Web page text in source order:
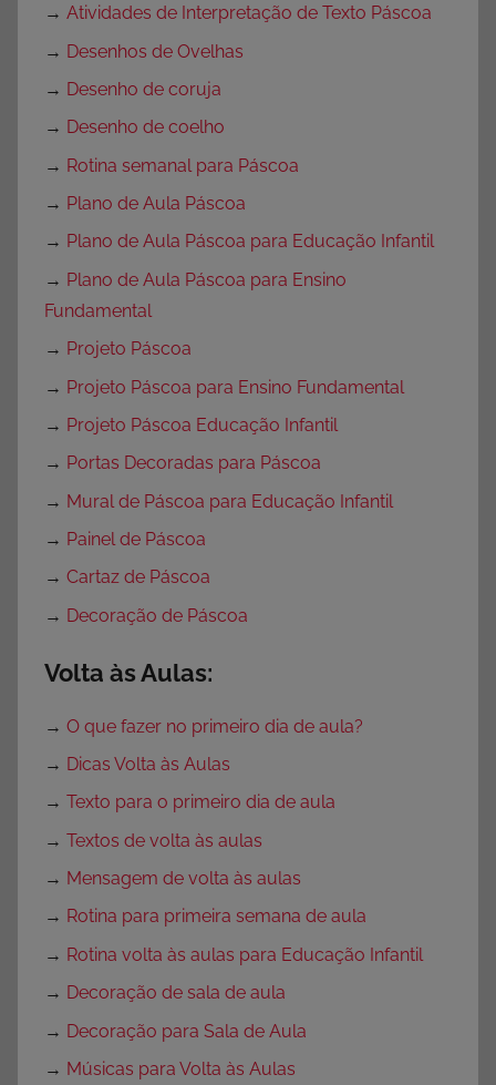
→ Atividades de Interpretação de Texto Páscoa
→ Desenhos de Ovelhas
→ Desenho de coruja
→ Desenho de coelho
→ Rotina semanal para Páscoa
→ Plano de Aula Páscoa
→ Plano de Aula Páscoa para Educação Infantil
→ Plano de Aula Páscoa para Ensino
Fundamental
→ Projeto Páscoa
→ Projeto Páscoa para Ensino Fundamental
→ Projeto Páscoa Educação Infantil
→ Portas Decoradas para Páscoa
→ Mural de Páscoa para Educação Infantil
→ Painel de Páscoa
→ Cartaz de Páscoa
→ Decoração de Páscoa
Volta às Aulas:
→ O que fazer no primeiro dia de aula?
→ Dicas Volta às Aulas
→ Texto para o primeiro dia de aula
→ Textos de volta às aulas
→ Mensagem de volta às aulas
→ Rotina para primeira semana de aula
→ Rotina volta às aulas para Educação Infantil
→ Decoração de sala de aula
→ Decoração para Sala de Aula
→ Músicas para Volta às Aulas